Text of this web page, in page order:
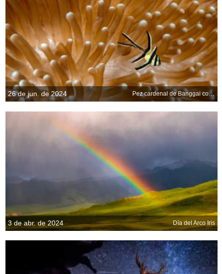
26 de jun. de 2024 Pez cardenal de Banggai con anémona marina
3 de abr. de 2024 Día del Arco Iris